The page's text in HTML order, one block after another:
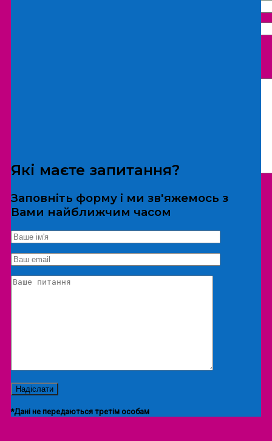
*Дані не передаються третім особам
Екскурсія/локація
Які маєте запитання?
Заповніть форму і ми зв'яжемось з
Вами найближчим часом
*Дані не передаються третім особам